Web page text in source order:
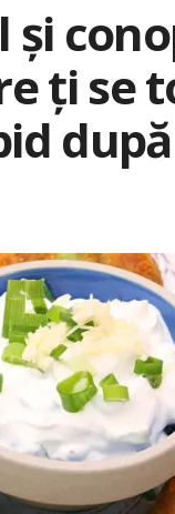
și
ți se